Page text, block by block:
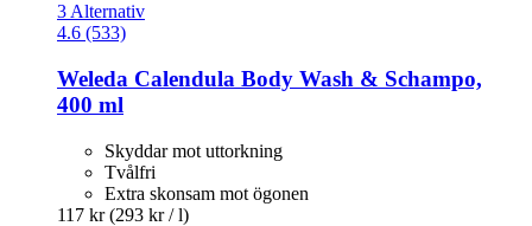
3 Alternativ
4.6 (533)
Weleda Calendula Body Wash & Schampo,
400 ml
Skyddar mot uttorkning
Tvålfri
Extra skonsam mot ögonen
117 kr (293 kr / l)